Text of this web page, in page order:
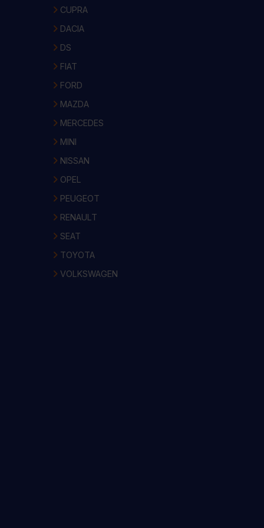
CUPRA
DACIA
DS
FIAT
FORD
MAZDA
MERCEDES
MINI
NISSAN
OPEL
PEUGEOT
RENAULT
SEAT
TOYOTA
VOLKSWAGEN